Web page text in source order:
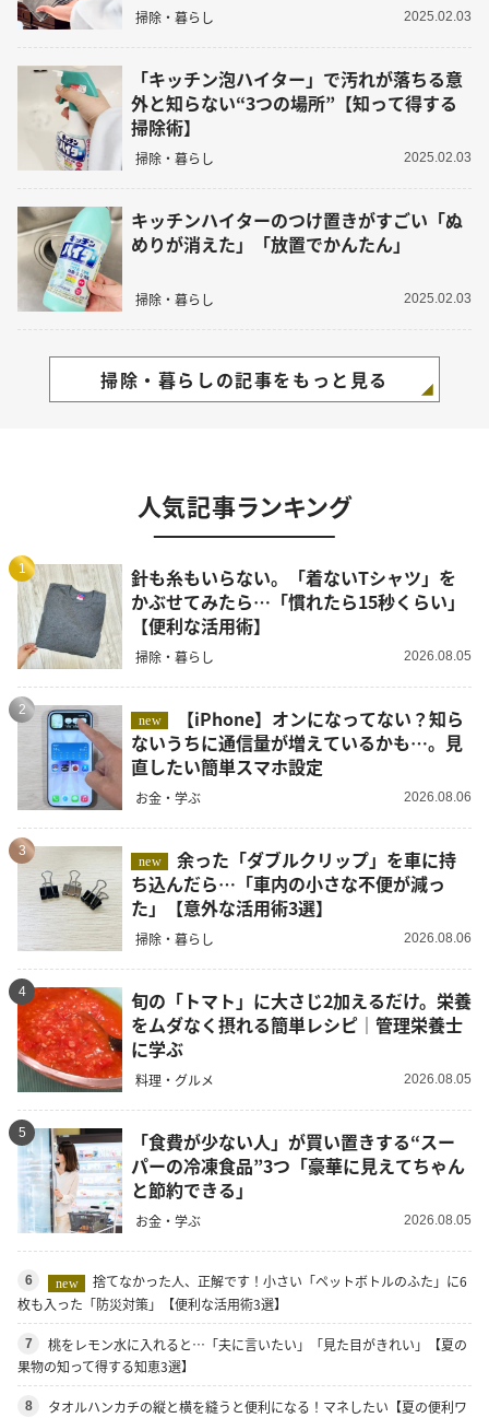
掃除・暮らし 2025.02.03
「キッチン泡ハイター」で汚れが落ちる意
外と知らない“3つの場所”【知って得する
掃除術】
掃除・暮らし 2025.02.03
キッチンハイターのつけ置きがすごい「ぬ
めりが消えた」「放置でかんたん」
掃除・暮らし 2025.02.03
掃除・暮らしの記事をもっと見る
人気記事ランキング
1
針も糸もいらない。「着ないTシャツ」を
かぶせてみたら…「慣れたら15秒くらい」
【便利な活用術】
掃除・暮らし 2026.08.05
2
new
ないうちに通信量が増えているかも…。見
直したい簡単スマホ設定
お金・学ぶ 2026.08.06
3
new
余った「ダブルクリップ」を車に持
ち込んだら…「車内の小さな不便が減っ
た」【意外な活用術3選】
掃除・暮らし 2026.08.06
4
旬の「トマト」に大さじ2加えるだけ。栄養
をムダなく摂れる簡単レシピ｜管理栄養士
に学ぶ
料理・グルメ 2026.08.05
5
「食費が少ない人」が買い置きする“スー
パーの冷凍食品”3つ「豪華に見えてちゃん
と節約できる」
お金・学ぶ 2026.08.05
6 new
捨てなかった人、正解です！小さい「ペットボトルのふた」に6
枚も入った「防災対策」【便利な活用術3選】
7
桃をレモン水に入れると…「夫に言いたい」「見た目がきれい」【夏の
果物の知って得する知恵3選】
8
タオルハンカチの縦と横を縫うと便利になる！マネしたい【夏の便利ワ